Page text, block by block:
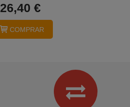
26,40 €
COMPRAR